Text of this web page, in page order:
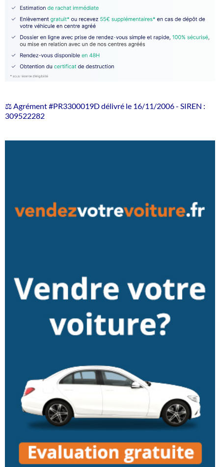
⚖️ Agrément #PR3300019D délivré le 16/11/2006 - SIREN :
309522282